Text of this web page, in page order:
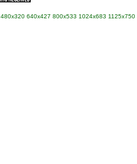
480x320 640x427 800x533 1024x683 1125x750